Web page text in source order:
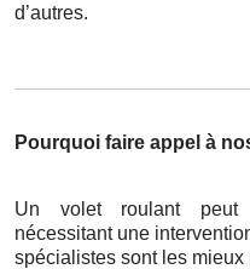
d’autres.
Pourquoi faire appel à
Un volet roulant peut
nécessitant une
spécialistes sont les